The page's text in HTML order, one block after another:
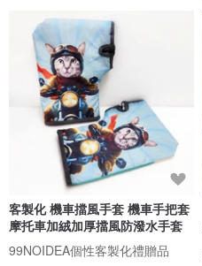
客製化 機車擋風手套 機車手把套
摩托車加絨加厚擋風防潑水手套
99NOIDEA個性客製化禮贈品